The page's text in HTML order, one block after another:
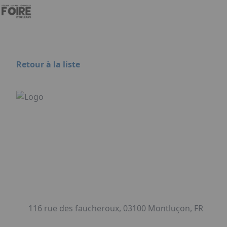
Aller au contenu principal
Retour à la liste
116 rue des faucheroux, 03100 Montluçon, FR
Panneau de gestion des cookies